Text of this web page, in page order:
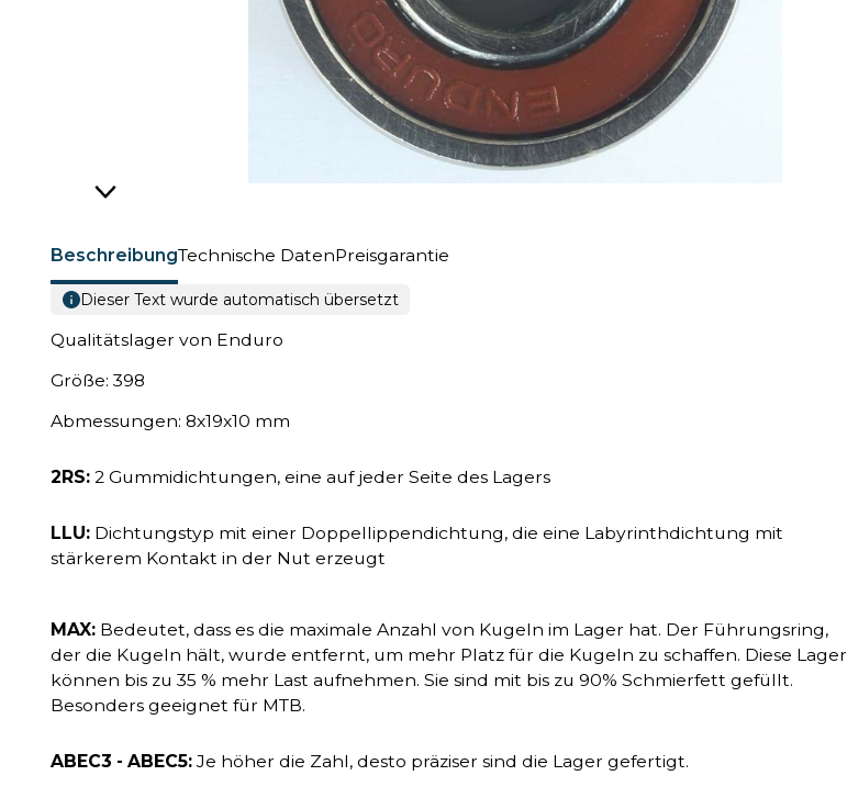
BeschreibungTechnische DatenPreisgarantie
Dieser Text wurde automatisch übersetzt
Qualitätslager von Enduro
Größe: 398
Abmessungen: 8x19x10 mm
2RS: 2 Gummidichtungen, eine auf jeder Seite des Lagers
LLU: Dichtungstyp mit einer Doppellippendichtung, die eine Labyrinthdichtung mit
stärkerem Kontakt in der Nut erzeugt
MAX: Bedeutet, dass es die maximale Anzahl von Kugeln im Lager hat. Der Führungsring,
der die Kugeln hält, wurde entfernt, um mehr Platz für die Kugeln zu schaffen. Diese Lager
können bis zu 35 % mehr Last aufnehmen. Sie sind mit bis zu 90% Schmierfett gefüllt.
Besonders geeignet für MTB.
ABEC3 - ABEC5: Je höher die Zahl, desto präziser sind die Lager gefertigt.